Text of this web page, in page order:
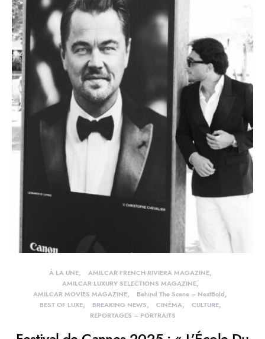
À LA UNE
AMILCAR FRENCH RIVIERA MAGAZINE
AMILCAR LUXURY SELECTIONS MAGAZINE
AMILCAR MOVIES MAGAZINE
Behind The Scene – NextBold
BEST OF LUXE
BREAKING NEWS CINÉMA
CULTURE
REPORTAGES – PORTRAITS